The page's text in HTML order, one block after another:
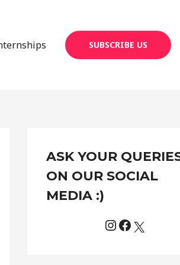
SUBSCRIBE US
ASK YOUR
ON OUR SOCIAL
MEDIA :)
a
t
e